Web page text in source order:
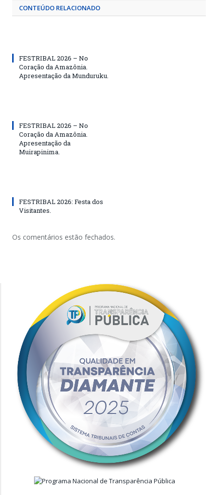
CONTEÚDO RELACIONADO
FESTRIBAL 2026 – No
Coração da Amazônia.
Apresentação da Munduruku.
FESTRIBAL 2026 – No
Coração da Amazônia.
Apresentação da
Muirapinima.
FESTRIBAL 2026: Festa dos
Visitantes.
Os comentários estão fechados.